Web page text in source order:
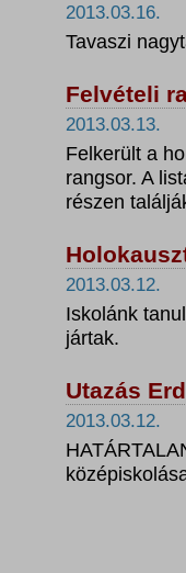
2013.03.16.
Tavaszi
Felvételi
2013.03.13.
Felkerült a
rangsor. A
részen
2013.03.12.
Iskolánk
jártak.
Utazás
2013.03.12.